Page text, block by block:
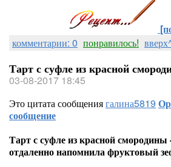
комментарии: 0 понравилось!
Тарт с суфле из красной
03-08-2017 18:45
Это цитата сообщениягалина5819
сообщение
Тарт с суфле из красной
отдаленно напомнила фруктовый